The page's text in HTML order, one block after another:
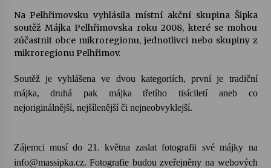
Vernisáž výstavy Josefíny Duškové: Stávám se
kapkou
30. 7. 2026
30. 7. 2026
28. 7. 2026
Na Pelhřimovsku vyhlásila místní akční skupina Šipka
soutěž Májka Pelhřimovska roku 2008, které se mohou
zúčastnit obce mikroregionu, jednotlivci nebo skupiny z
mikroregionu Pelhřimov.
Soutěž je vyhlášena ve dvou kategoriích, první je tradiční
májka, druhá pak májka třetího tisíciletí aneb co
nejoriginálnější, nejšílenější či nejneobvyklejší.
Zájemci musí do 21. května zaslat fotografii své májky na
info@massipka.cz. Fotografie budou zveřejněny na webových